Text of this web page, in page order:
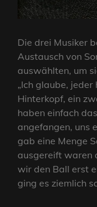
Die drei Musiker
Austausch von
auswählten, um
„Ich glaube,
Hinterkopf, ein
haben einfach
angefangen, uns
gab eine Menge
ausgereift waren
wir den Ball erst
ging es ziemlich